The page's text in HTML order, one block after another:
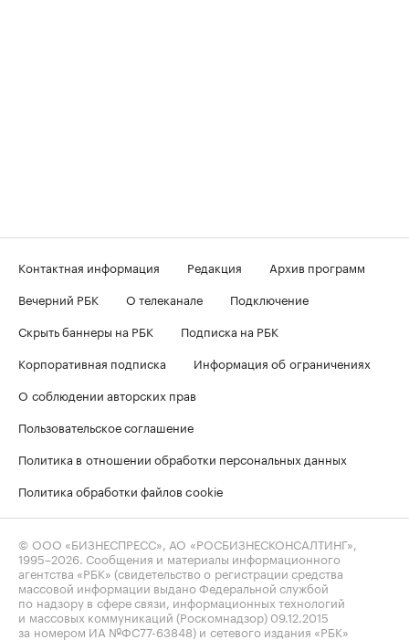
Контактная информация Редакция
Архив программ
Вечерний РБК
О телеканале
Подключение
Скрыть баннеры на РБК
Подписка на РБК
Корпоративная подписка
Информация об ограничениях
О соблюдении авторских прав
Пользовательское соглашение
Политика в отношении обработки персональных данных
Политика обработки файлов cookie
© ООО «БИЗНЕСПРЕСС», АО «РОСБИЗНЕСКОНСАЛТИНГ»,
1995–2026 . Сообщения и материалы информационного
агентства «РБК» (свидетельство о регистрации средства
массовой информации выдано Федеральной службой
по надзору в сфере связи, информационных технологий
и массовых коммуникаций (Роскомнадзор) 09.12.2015
за номером ИА №ФС77-63848) и сетевого издания «РБК»